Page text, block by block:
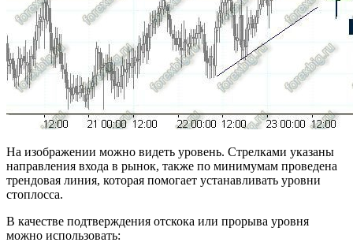
На изображении можно видеть уровень. Стрелками указаны
направления входа в рынок, также по минимумам проведена
трендовая линия, которая помогает устанавливать уровни
стоплосса.
В качестве подтверждения отскока или прорыва уровня
можно использовать: